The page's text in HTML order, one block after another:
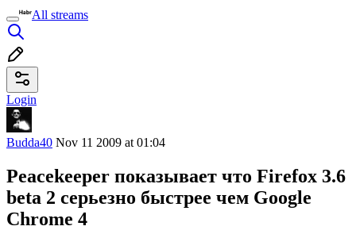
All streams
Login
Budda40 Nov 11 2009 at 01:04
Peacekeeper показывает что Firefox 3.6
beta 2 серьезно быстрее чем Google
Chrome 4